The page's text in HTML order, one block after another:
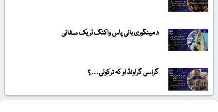
د مینگوری بائی پاس واکنگ ٹریک صفائی
گراسی گراونڈ او کہ ترکولی….؟